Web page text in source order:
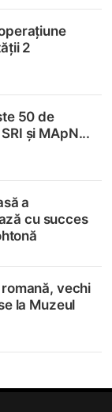
2
50 de
și MApN...
a
cu succes
vechi
la Muzeul